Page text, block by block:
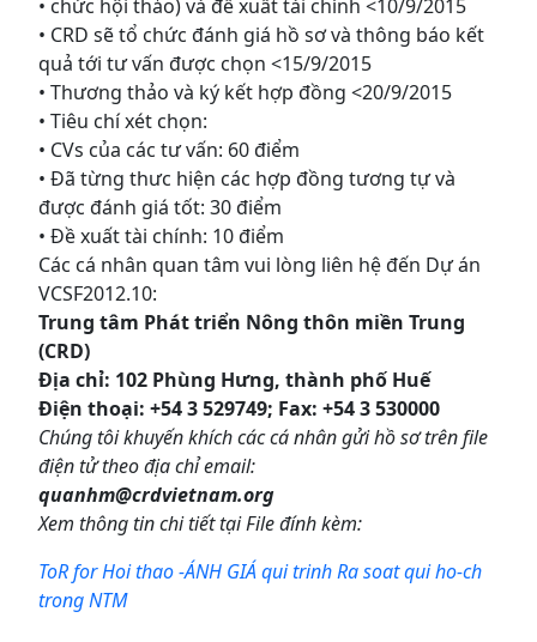
• chức hội thảo) và đề xuất tài chính <10/9/2015
• CRD sẽ tổ chức đánh giá hồ sơ và thông báo kết
quả tới tư vấn được chọn <15/9/2015
• Thương thảo và ký kết hợp đồng <20/9/2015
• Tiêu chí xét chọn:
• CVs của các tư vấn: 60 điểm
• Đã từng thưc hiện các hợp đồng tương tự và
được đánh giá tốt: 30 điểm
• Đề xuất tài chính: 10 điểm
Các cá nhân quan tâm vui lòng liên hệ đến Dự án
VCSF2012.10:
Trung tâm Phát triển Nông thôn miền Trung
(CRD)
Địa chỉ: 102 Phùng Hưng, thành phố Huế
Điện thoại: +54 3 529749; Fax: +54 3 530000
Chúng tôi khuyến khích các cá nhân gửi hồ sơ trên file
điện tử theo địa chỉ email:
quanhm@crdvietnam.org
Xem thông tin chi tiết tại File đính kèm:
ToR for Hoi thao -ÁNH GIÁ qui trinh Ra soat qui ho-ch
trong NTM